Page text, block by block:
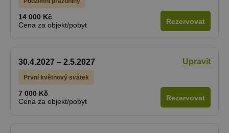
14 000 Kč
Cena za objekt/pobyt
Rezervovat
30.4.2027 – 2.5.2027 Upravit
První květnový svátek
7 000 Kč
Cena za objekt/pobyt
Rezervovat